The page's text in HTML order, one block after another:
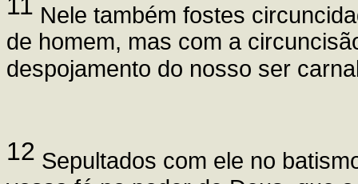
Nele também fostes
de homem, mas com a
despojamento do nosso ser
12 Sepultados com ele no